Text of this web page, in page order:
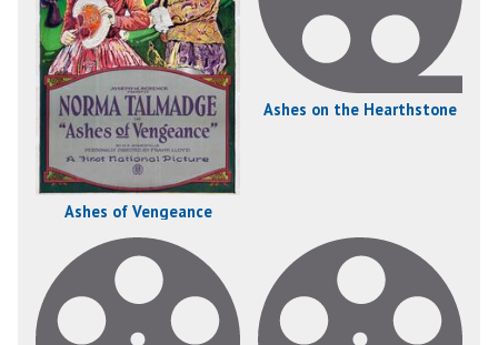
Ashes of Vengeance
Ashes on the Hearthstone